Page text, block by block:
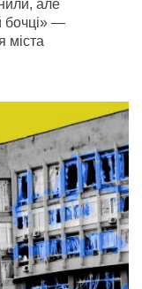
але
бочці» —
міста